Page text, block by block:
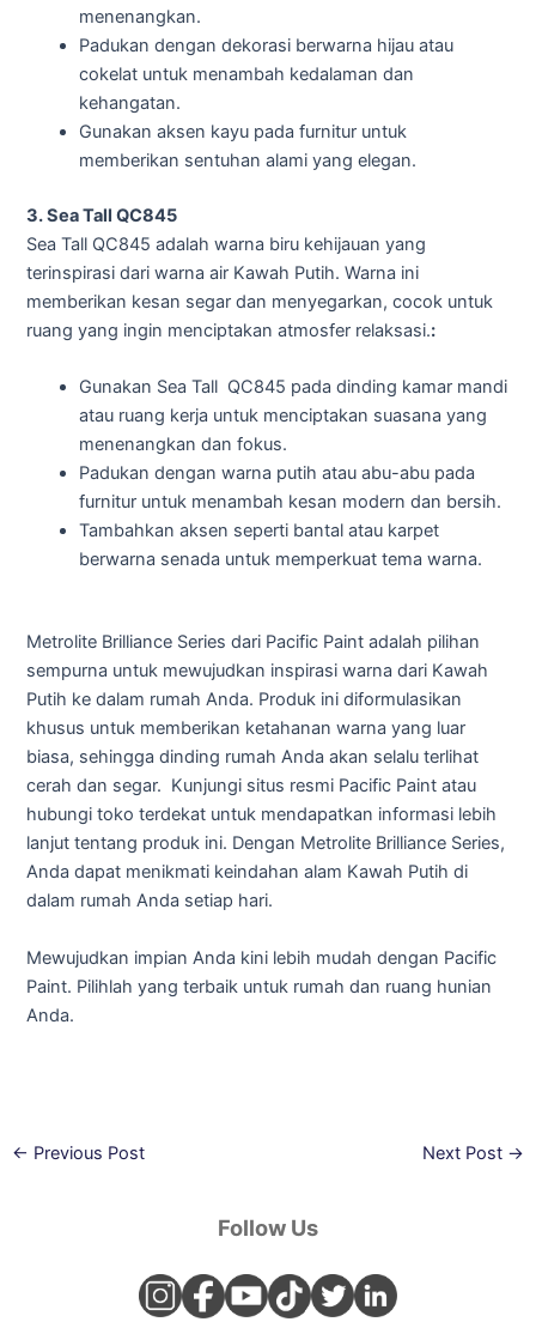
menenangkan.
Padukan dengan dekorasi berwarna hijau atau
cokelat untuk menambah kedalaman dan
kehangatan.
Gunakan aksen kayu pada furnitur untuk
memberikan sentuhan alami yang elegan.
3. Sea Tall QC845
Sea Tall QC845 adalah warna biru kehijauan yang
terinspirasi dari warna air Kawah Putih. Warna ini
memberikan kesan segar dan menyegarkan, cocok untuk
ruang yang ingin menciptakan atmosfer relaksasi.:
Gunakan Sea Tall QC845 pada dinding kamar mandi
atau ruang kerja untuk menciptakan suasana yang
menenangkan dan fokus.
Padukan dengan warna putih atau abu-abu pada
furnitur untuk menambah kesan modern dan bersih.
Tambahkan aksen seperti bantal atau karpet
berwarna senada untuk memperkuat tema warna.
Metrolite Brilliance Series dari Pacific Paint adalah pilihan
sempurna untuk mewujudkan inspirasi warna dari Kawah
Putih ke dalam rumah Anda. Produk ini diformulasikan
khusus untuk memberikan ketahanan warna yang luar
biasa, sehingga dinding rumah Anda akan selalu terlihat
cerah dan segar. Kunjungi situs resmi Pacific Paint atau
hubungi toko terdekat untuk mendapatkan informasi lebih
lanjut tentang produk ini. Dengan Metrolite Brilliance Series,
Anda dapat menikmati keindahan alam Kawah Putih di
dalam rumah Anda setiap hari.
Mewujudkan impian Anda kini lebih mudah dengan Pacific
Paint. Pilihlah yang terbaik untuk rumah dan ruang hunian
Anda.
← Previous Post Next Post →
Follow Us